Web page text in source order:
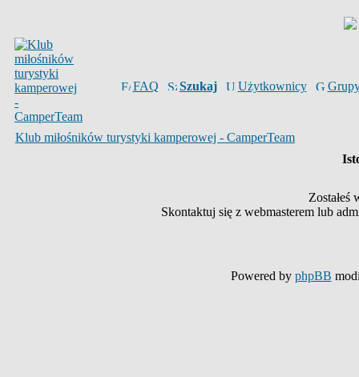
FAQ Szukaj Użytkownicy
Klub miłośników turystyki kamperowej - CamperTeam
Zostałeś
Skontaktuj się z webmasterem lub
Powered by phpBB